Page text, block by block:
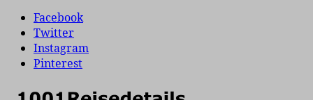
Facebook
Twitter
Instagram
Pinterest